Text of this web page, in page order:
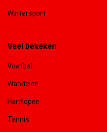
Wintersport
Veel bekeken
Voetbal
Wandelen
Hardlopen
Tennis